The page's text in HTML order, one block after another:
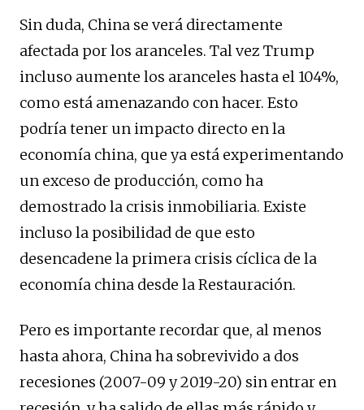
Sin duda, China se verá directamente
afectada por los aranceles. Tal vez Trump
incluso aumente los aranceles hasta el 104%,
como está amenazando con hacer. Esto
podría tener un impacto directo en la
economía china, que ya está experimentando
un exceso de producción, como ha
demostrado la crisis inmobiliaria. Existe
incluso la posibilidad de que esto
desencadene la primera crisis cíclica de la
economía china desde la Restauración.
Pero es importante recordar que, al menos
hasta ahora, China ha sobrevivido a dos
recesiones (2007-09 y 2019-20) sin entrar en